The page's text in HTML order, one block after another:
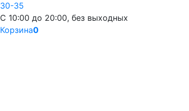
30-35
С 10:00 до 20:00, без выходных
Корзина0